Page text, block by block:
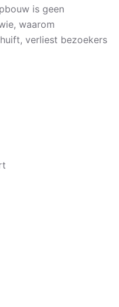
is geen
waarom
verliest bezoekers